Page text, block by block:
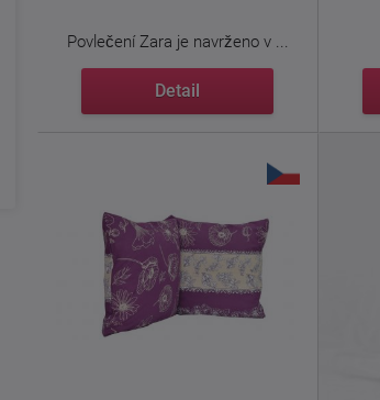
Povlečení Zara je navrženo v ...
Detail